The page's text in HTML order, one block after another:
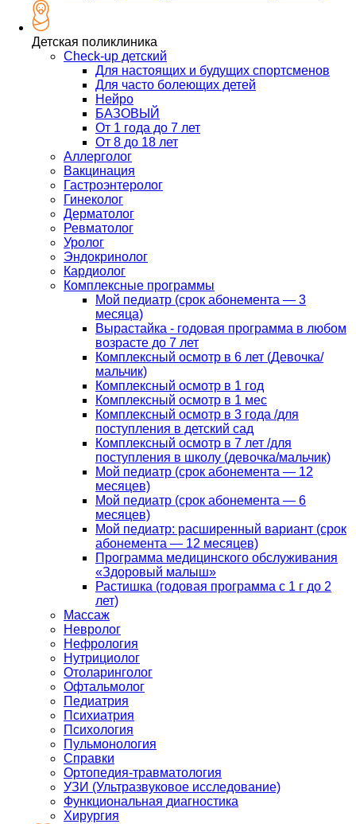
Детская поликлиника
Check-up детский
Для настоящих и будущих спортсменов
Для часто болеющих детей
Нейро
БАЗОВЫЙ
От 1 года до 7 лет
От 8 до 18 лет
Аллерголог
Вакцинация
Гастроэнтеролог
Гинеколог
Дерматолог
Ревматолог
Уролог
Эндокринолог
Кардиолог
Комплексные программы
Мой педиатр (срок абонемента — 3
месяца)
Вырастайка - годовая программа в любом
возрасте до 7 лет
Комплексный осмотр в 6 лет (Девочка/
мальчик)
Комплексный осмотр в 1 год
Комплексный осмотр в 1 мес
Комплексный осмотр в 3 года /для
поступления в детский сад
Комплексный осмотр в 7 лет /для
поступления в школу (девочка/мальчик)
Мой педиатр (срок абонемента — 12
месяцев)
Мой педиатр (срок абонемента — 6
месяцев)
Мой педиатр: расширенный вариант (срок
абонемента — 12 месяцев)
Программа медицинского обслуживания
«Здоровый малыш»
Растишка (годовая программа с 1 г до 2
лет)
Массаж
Невролог
Нефрология
Нутрициолог
Отоларинголог
Офтальмолог
Педиатрия
Психиатрия
Психология
Пульмонология
Справки
Ортопедия-травматология
УЗИ (Ультразвуковое исследование)
Функциональная диагностика
Хирургия